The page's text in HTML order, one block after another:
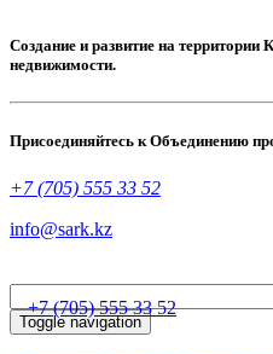
Создание и развитие на территории
недвижимости.
Присоединяйтесь к Объединению
+7 (705) 555 33 52
info@sark.kz
+7 (705) 555 33 52
Toggle navigation